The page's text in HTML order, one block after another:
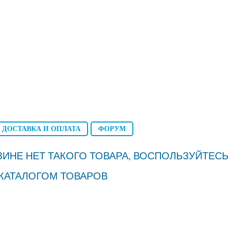
ДОСТАВКА И ОПЛАТА ФОРУМ
НЕТ ТАКОГО ТОВАРА, ВОСПОЛЬЗУЙТЕСЬ
ТОВАРОВ